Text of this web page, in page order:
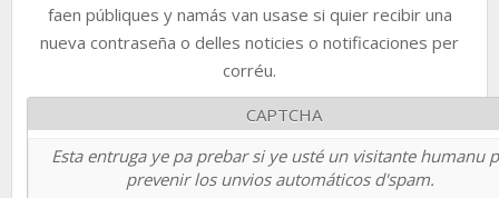
faen públiques y namás van usase si quier recibir una
nueva contraseña o delles noticies o notificaciones per
corréu.
CAPTCHA
Esta entruga ye pa prebar si ye usté un visitante humanu
prevenir los unvios automáticos d'spam.